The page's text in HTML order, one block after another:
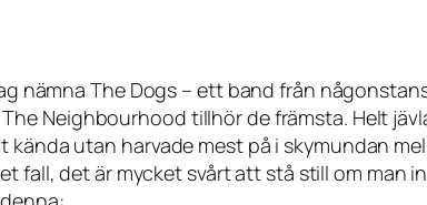
nämna The Dogs – ett band från
Neighbourhood tillhör de främsta. Helt
utan harvade mest på i skymundan
fall, det är mycket svårt att stå still om man